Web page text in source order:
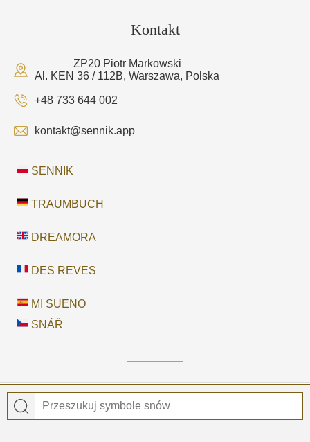
Kontakt
ZP20 Piotr Markowski
Al. KEN 36 / 112B, Warszawa, Polska
+48 733 644 002
kontakt@sennik.app
SENNIK
TRAUMBUCH
DREAMORA
DES REVES
MI SUENO
SNÁŘ
© 2026
Sennik